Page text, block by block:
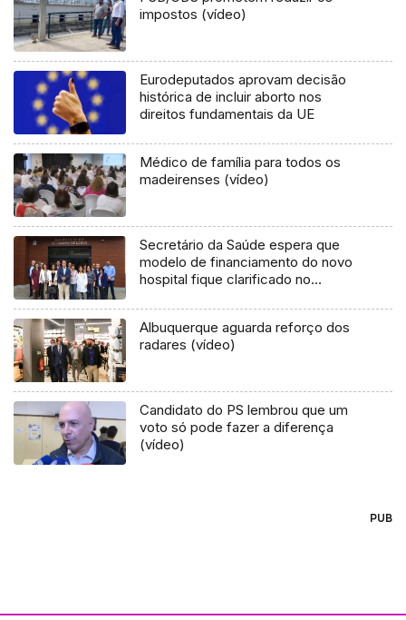
impostos (vídeo)
Eurodeputados aprovam decisão
histórica de incluir aborto nos
direitos fundamentais da UE
Médico de família para todos os
madeirenses (vídeo)
Secretário da Saúde espera que
modelo de financiamento do novo
hospital fique clarificado no
Albuquerque aguarda reforço dos
radares (vídeo)
Candidato do PS lembrou que um
voto só pode fazer a diferença
(vídeo)
PUB